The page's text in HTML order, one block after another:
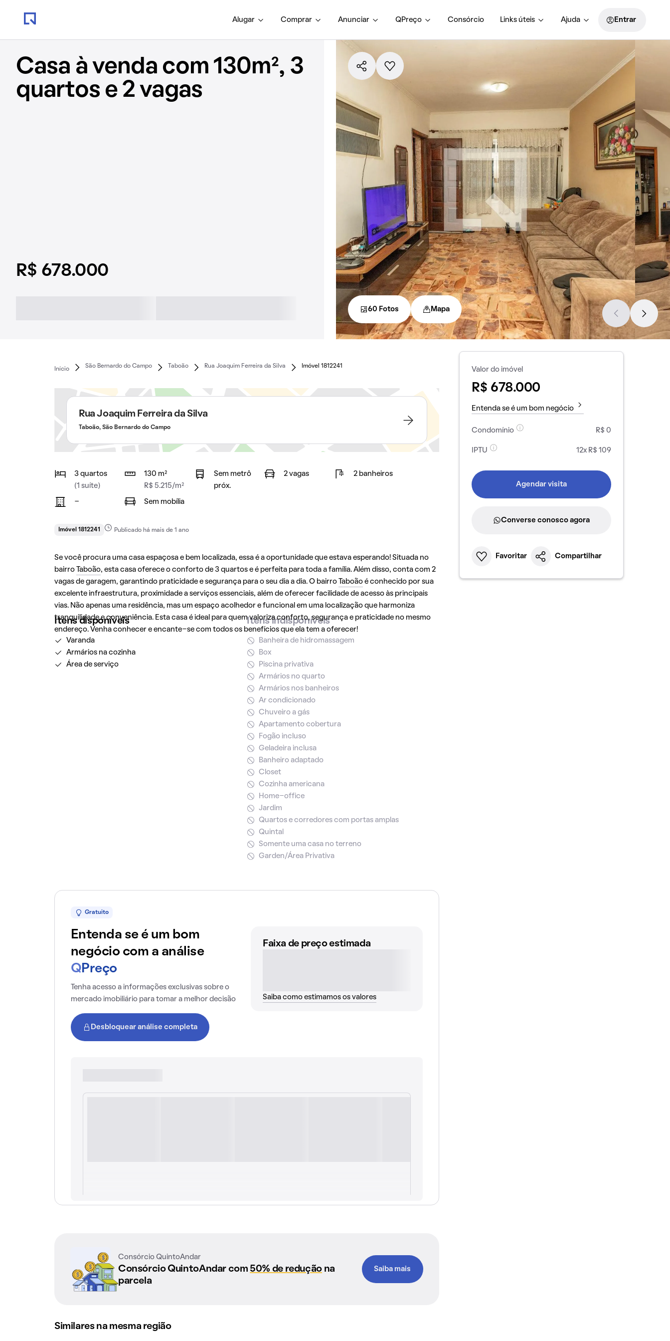
Alugar Comprar Anunciar QPreço Consórcio Links úteis Ajuda Entrar
Casa à venda com 130m², 3
quartos e 2 vagas
R$ 678.000
60 Fotos Mapa
Início
São Bernardo do Campo Taboão Rua Joaquim Ferreira da Silva Imóvel 1812241
Rua Joaquim Ferreira da Silva
Taboão, São Bernardo do Campo
3 quartos
(1 suíte)
130 m²
R$ 5.215/m²
Sem metrô
próx.
2 vagas 2 banheiros
- Sem mobília
Imóvel 1812241 Publicado há mais de 1 ano
Se você procura uma casa espaçosa e bem localizada, essa é a oportunidade que estava esperando! Situada no
bairro
Taboão, esta casa oferece o conforto de 3 quartos e é perfeita para toda a família. Além disso, conta com 2
vagas de garagem, garantindo praticidade e segurança para o seu dia a dia. O bairro
Taboãoé conhecido por sua
excelente infraestrutura, proximidade a serviços essenciais, além de oferecer facilidade de acesso às principais
vias. Não apenas uma residência, mas um espaço acolhedor e funcional em uma localização que harmoniza
tranquilidade e conveniência. Esta casa é ideal para quem valoriza conforto, segurança e praticidade no mesmo
endereço. Venha conhecer e encante-se com todos os benefícios que ela tem a oferecer!
Itens disponíveis
Varanda
Armários na cozinha
Área de serviço
Itens indisponíveis
Banheira de hidromassagem
Box
Piscina privativa
Armários no quarto
Armários nos banheiros
Ar condicionado
Chuveiro a gás
Apartamento cobertura
Fogão incluso
Geladeira inclusa
Banheiro adaptado
Closet
Cozinha americana
Home-office
Jardim
Quartos e corredores com portas amplas
Quintal
Somente uma casa no terreno
Garden/Área Privativa
Gratuito
Entenda se é um bom
negócio com a análise
Q Preço
Tenha acesso a informações exclusivas sobre o
mercado imobiliário para tomar a melhor decisão
Desbloquear análise completa
Faixa de preço estimada
Saiba como estimamos os valores
Consórcio QuintoAndar
Consórcio QuintoAndar com 50% de reduçãona
parcela
Saiba mais
Similares na mesma região
Valor do imóvel
R$ 678.000
Entenda se é um bom negócio
Condomínio R$ 0
IPTU 12x R$ 109
Agendar visita
Converse conosco agora
Favoritar Compartilhar